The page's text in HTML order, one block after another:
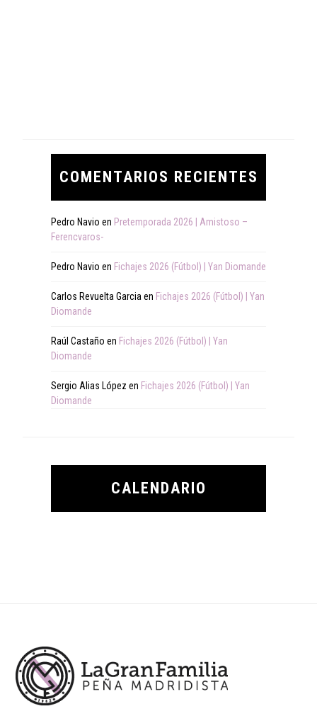
COMENTARIOS RECIENTES
Pedro Navio en Pretemporada 2026 | Amistoso –
Ferencvaros-
Pedro Navio en Fichajes 2026 (Fútbol) | Yan Diomande
Carlos Revuelta Garcia en Fichajes 2026 (Fútbol) | Yan
Diomande
Raúl Castaño en Fichajes 2026 (Fútbol) | Yan
Diomande
Sergio Alias López en Fichajes 2026 (Fútbol) | Yan
Diomande
CALENDARIO